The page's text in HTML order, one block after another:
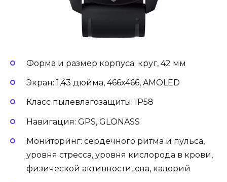
Форма и размер корпуса: круг, 42 мм
Экран: 1,43 дюйма, 466х466, AMOLED
Класс пылевлагозащиты: IP58
Навигация: GPS, GLONASS
Мониторинг: сердечного ритма и пульса,
уровня стресса, уровня кислорода в крови,
физической активности, сна, калорий